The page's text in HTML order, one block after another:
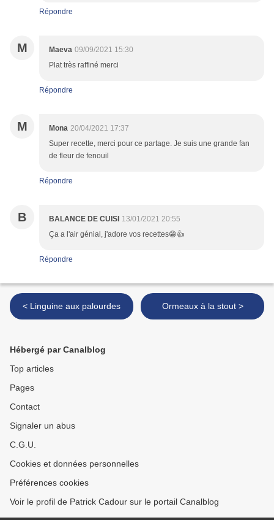
Répondre
M Maeva 09/09/2021 15:30
Plat très raffiné merci
Répondre
M Mona 20/04/2021 17:37
Super recette, merci pour ce partage. Je suis une grande fan
de fleur de fenouil
Répondre
B BALANCE DE CUISI 13/01/2021 20:55
Ça a l'air génial, j'adore vos recettes😁👍
Répondre
< Linguine aux palourdes Ormeaux à la stout >
Hébergé par Canalblog
Top articles
Pages
Contact
Signaler un abus
C.G.U.
Cookies et données personnelles
Préférences cookies
Voir le profil de Patrick Cadour sur le portail Canalblog